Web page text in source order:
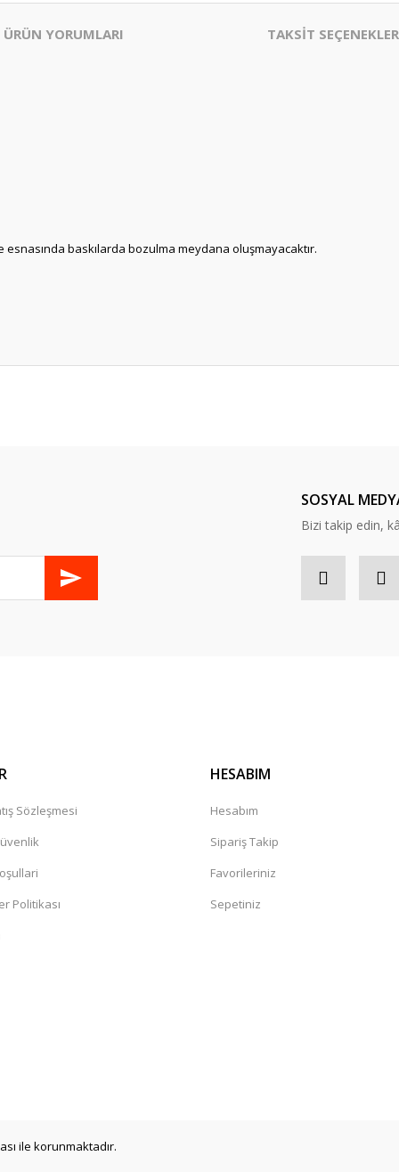
ÜRÜN YORUMLARI TAKSİT
esnasında baskılarda bozulma meydana oluşmayacaktır.
SOSYAL
Bizi takip edin,
Sözleşmesi
Politikası
HESABIM
Hesabım
Sipariş Takip
Favorileriniz
Sepetiniz
ile korunmaktadır.